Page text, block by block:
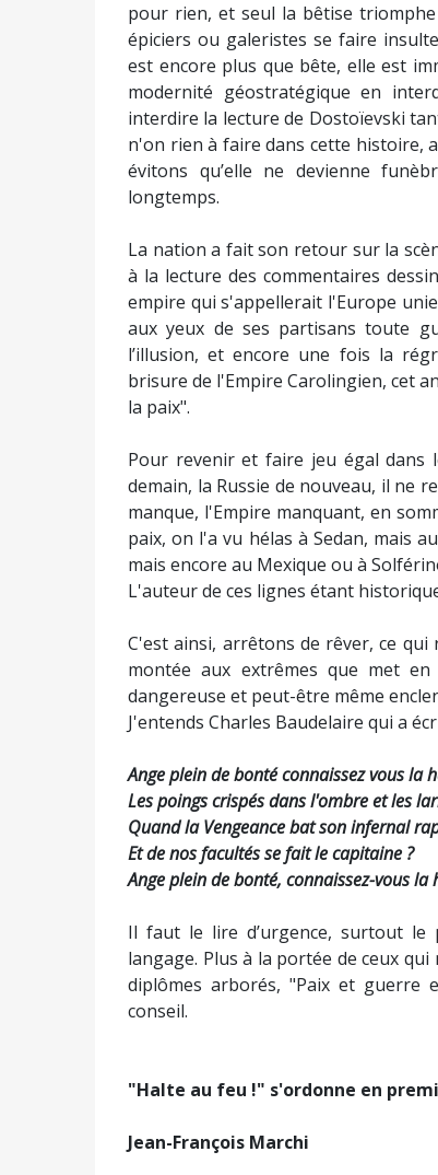
pour rien, et seul la bêtise
épiciers ou galeristes se faire
est encore plus que bête, elle est
modernité géostratégique en
interdire la lecture de Dostoïevski
n'on rien à faire dans cette histoire,
évitons qu’elle ne devienne
longtemps.
La nation a fait son retour sur la
à la lecture des commentaires
empire qui s'appellerait l'Europe
aux yeux de ses partisans toute
l’illusion, et encore une fois la
brisure de l'Empire Carolingien, cet
la paix".
Pour revenir et faire jeu égal dans
demain, la Russie de nouveau, il ne
manque, l'Empire manquant, en
paix, on l'a vu hélas à Sedan, mais
mais encore au Mexique ou à
L'auteur de ces lignes étant
C'est ainsi, arrêtons de rêver, ce qui
montée aux extrêmes que met
dangereuse et peut-être même
J'entends Charles Baudelaire qui a
Ange plein de bonté connaissez vous la
Les poings crispés dans l'ombre et les
Quand la Vengeance bat son infernal
Et de nos facultés se fait le capitaine ?
Ange plein de bonté, connaissez-vous la
Il faut le lire d’urgence, surtout
langage. Plus à la portée de ceux
diplômes arborés, "Paix et guerre
conseil.
"Halte au feu !" s'ordonne en
Jean-François Marchi